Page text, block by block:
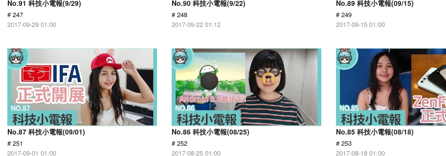
No.91 科技小電報(9/29)
# 247
2017-09-29 01:00
No.90 科技小電報(9/22)
# 248
2017-09-22 01:12
No.89 科技小電報(09/15)
# 249
2017-09-15 01:00
No.87 科技小電報(09/01)
# 251
2017-09-01 01:00
No.86 科技小電報(08/25)
# 252
2017-08-25 01:00
No.85 科技小電報(08/18)
# 253
2017-08-18 01:00